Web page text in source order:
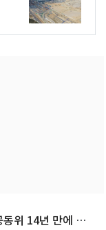
위 14년 만에 재